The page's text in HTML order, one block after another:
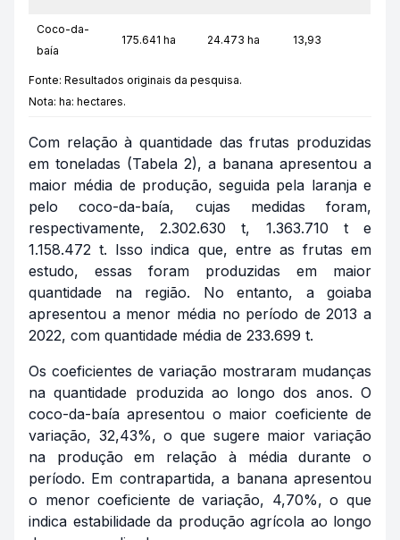
Coco-da-
baía
175.641 ha 24.473 ha 13,93
Fonte: Resultados originais da pesquisa.
Nota: ha: hectares.
Com relação à quantidade das frutas produzidas
em toneladas (Tabela 2), a banana apresentou a
maior média de produção, seguida pela laranja e
pelo coco-da-baía, cujas medidas foram,
respectivamente, 2.302.630 t, 1.363.710 t e
1.158.472 t. Isso indica que, entre as frutas em
estudo, essas foram produzidas em maior
quantidade na região. No entanto, a goiaba
apresentou a menor média no período de 2013 a
2022, com quantidade média de 233.699 t.
Os coeficientes de variação mostraram mudanças
na quantidade produzida ao longo dos anos. O
coco-da-baía apresentou o maior coeficiente de
variação, 32,43%, o que sugere maior variação
na produção em relação à média durante o
período. Em contrapartida, a banana apresentou
o menor coeficiente de variação, 4,70%, o que
indica estabilidade da produção agrícola ao longo